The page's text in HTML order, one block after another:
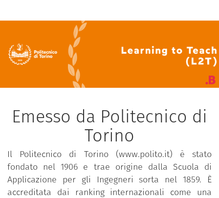
Emesso da Politecnico di
Torino
Il Politecnico di Torino (www.polito.it) è stato
fondato nel 1906 e trae origine dalla Scuola di
Applicazione per gli Ingegneri sorta nel 1859. È
accreditata dai ranking internazionali come una